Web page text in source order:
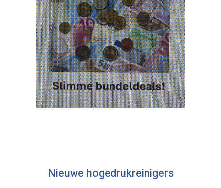
Nieuwe hogedrukreinigers